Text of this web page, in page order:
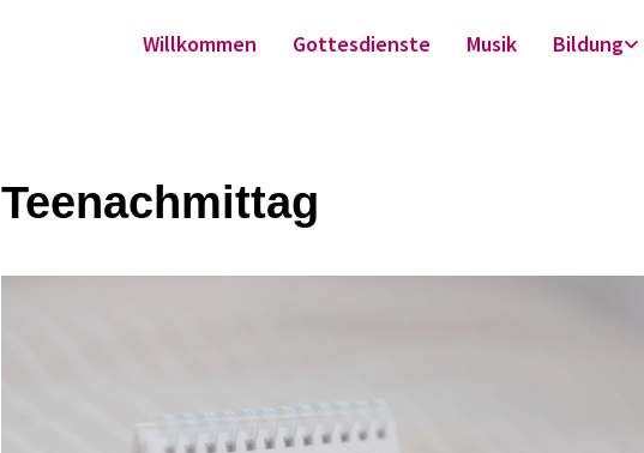
Willkommen Gottesdienste Musik Bildung
Teenachmittag